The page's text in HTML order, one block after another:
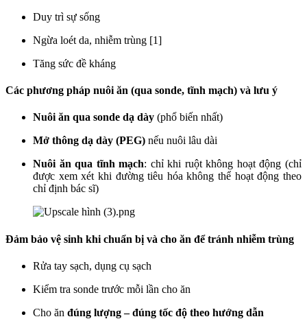
Duy trì sự sống
Ngừa loét da, nhiễm trùng [1]
Tăng sức đề kháng
Các phương pháp nuôi ăn (qua sonde, tĩnh mạch) và lưu ý
Nuôi ăn qua sonde dạ dày (phổ biến nhất)
Mở thông dạ dày (PEG) nếu nuôi lâu dài
Nuôi ăn qua tĩnh mạch: chỉ khi ruột không hoạt động (chỉ
được xem xét khi đường tiêu hóa không thể hoạt động theo
chỉ định bác sĩ)
Đảm bảo vệ sinh khi chuẩn bị và cho ăn để tránh nhiễm trùng
Rửa tay sạch, dụng cụ sạch
Kiểm tra sonde trước mỗi lần cho ăn
Cho ăn đúng lượng – đúng tốc độ theo hướng dẫn